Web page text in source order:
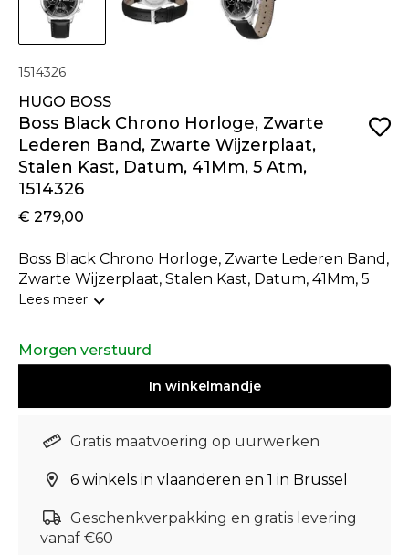
1514326
HUGO BOSS
Boss Black Chrono Horloge, Zwarte
Lederen Band, Zwarte Wijzerplaat,
Stalen Kast, Datum, 41Mm, 5 Atm,
1514326
€ 279,00
Boss Black Chrono Horloge, Zwarte Lederen Band,
Zwarte Wijzerplaat, Stalen Kast, Datum, 41Mm, 5
Atm
Lees meer
Morgen verstuurd
In winkelmandje
Gratis maatvoering op uurwerken
6 winkels in vlaanderen en 1 in Brussel
Geschenkverpakking en gratis levering
vanaf €60